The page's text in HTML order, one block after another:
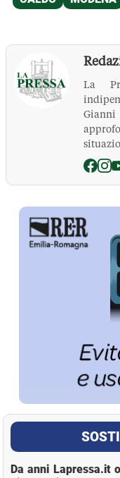
La
Gianni
La Pressa
Da anni Lapressa.it